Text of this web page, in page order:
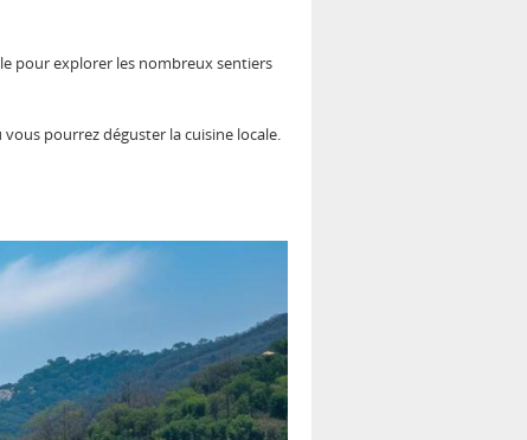
pour explorer les nombreux sentiers
pourrez déguster la cuisine locale.